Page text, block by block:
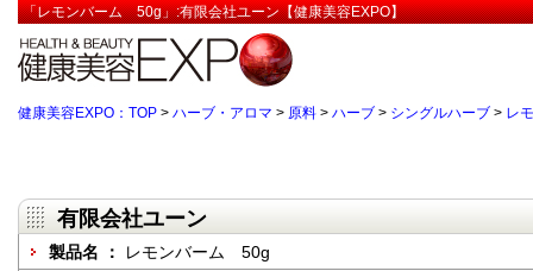
「レモンバーム 50g」:有限会社ユーン【健康美容EXPO】
健康美容EXPO：TOP > ハーブ・アロマ > 原料 > ハーブ > シングルハーブ > レ
有限会社ユーン
製品名 ：
レモンバーム 50g